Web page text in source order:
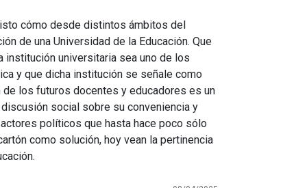
cómo desde distintos ámbitos del
de una Universidad de la Educación. Que
institución universitaria sea uno de los
y que dicha institución se señale como
de los futuros docentes y educadores es un
social sobre su conveniencia y
políticos que hasta hace poco sólo
como solución, hoy vean la pertinencia